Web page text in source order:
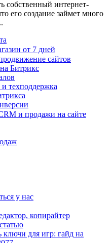
собственный интернет-
его создание займет много
от 7 дней
сайтов
Битрикс
техподдержка
и продажи на сайте
у нас
копирайтер